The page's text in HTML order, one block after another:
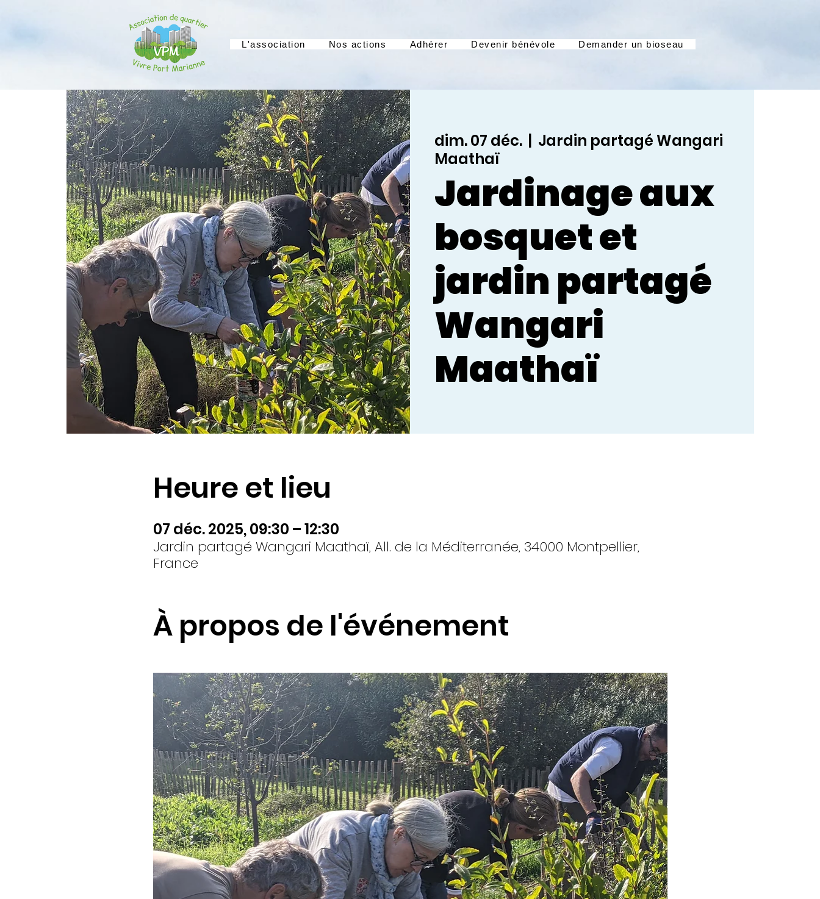
L'association Nos actions Adhérer Devenir bénévole Demander un bioseau
dim. 07 déc.
Jardin partagé Wangari
Maathaï
Jardinage aux
bosquet et
jardin partagé
Wangari
Maathaï
Heure et lieu
07 déc. 2025, 09:30 – 12:30
Jardin partagé Wangari Maathaï, All. de la Méditerranée, 34000 Montpellier,
France
À propos de l'événement